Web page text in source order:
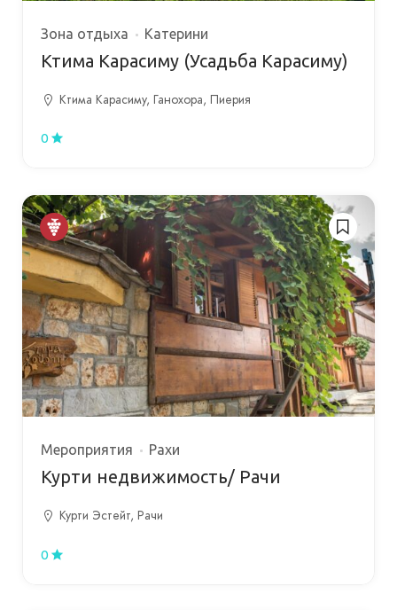
Зона отдыха Катерини
Ктима Карасиму (Усадьба Карасиму)
Ктима Карасиму, Ганохора, Пиерия
0
Мероприятия Рахи
Курти недвижимость/ Рачи
Курти Эстейт, Рачи
0